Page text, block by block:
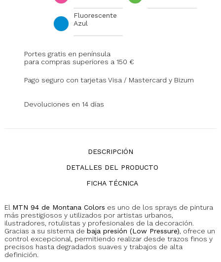
Fluorescente
Azul
Portes gratis en península
para compras superiores a 150 €
Pago seguro con tarjetas Visa / Mastercard y Bizum
Devoluciones en 14 días
DESCRIPCIÓN
DETALLES DEL PRODUCTO
FICHA TÉCNICA
El MTN 94 de Montana Colors es uno de los sprays de pintura
más prestigiosos y utilizados por artistas urbanos,
ilustradores, rotulistas y profesionales de la decoración.
Gracias a su sistema de baja presión (Low Pressure), ofrece un
control excepcional, permitiendo realizar desde trazos finos y
precisos hasta degradados suaves y trabajos de alta
definición.